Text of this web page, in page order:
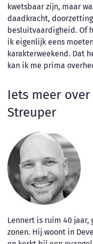
kwetsbaar zijn, maar
daadkracht,
besluitvaardigheid. Of
ik eigenlijk eens
karakterweekend. Dat
kan ik me prima
Iets meer
Streuper
Lennert is ruim 40 jaar,
zonen. Hij woont in